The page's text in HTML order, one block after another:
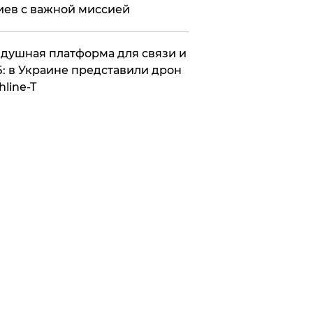
с важной миссией
платформа для связи и
в Украине представили дрон
T